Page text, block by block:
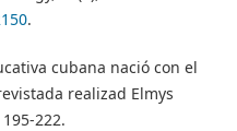
.
cubana nació con el
realizad Elmys
222.